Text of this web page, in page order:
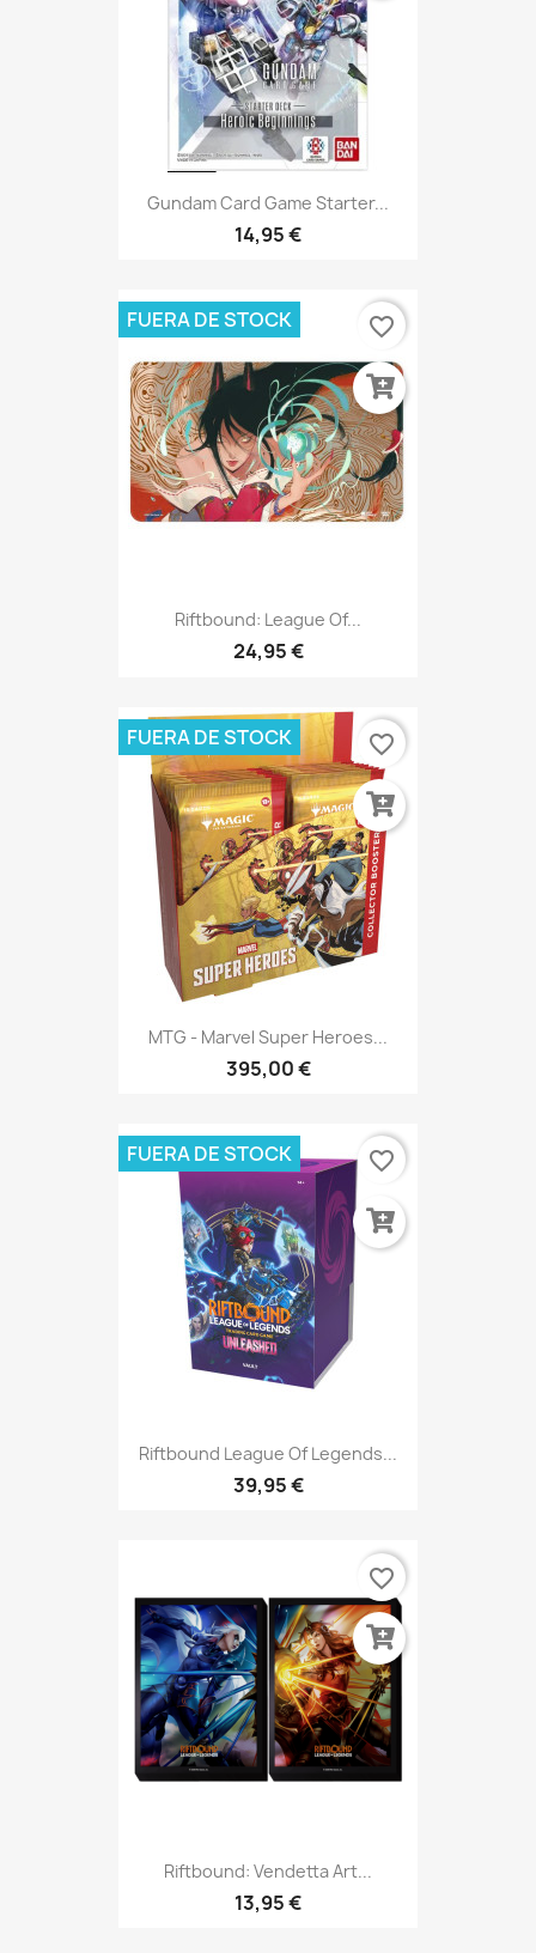
Gundam Card Game Starter...
14,95 €
Riftbound: League Of...
24,95 €
FUERA DE STOCK favorite_border
MTG - Marvel Super Heroes...
395,00 €
FUERA DE STOCK favorite_border
Riftbound League Of Legends...
39,95 €
FUERA DE STOCK favorite_border
Riftbound: Vendetta Art...
13,95 €
favorite_border